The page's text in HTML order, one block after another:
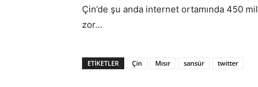
Çin’de şu anda internet ortamında 450
zor…
ETIKETLER Çin Mısır sansür twitter